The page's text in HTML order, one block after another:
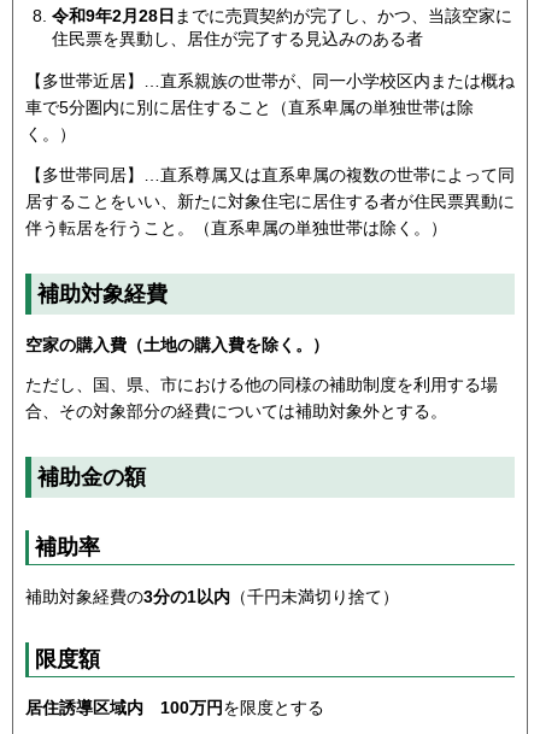
令和9年2月28日 までに売買契約が完了し、かつ、当該空家に
住民票を異動し、居住が完了する見込みのある者
【多世帯近居】…直系親族の世帯が、同一小学校区内または概ね
車で5分圏内に別に居住すること（直系卑属の単独世帯は除
く。）
【多世帯同居】…直系尊属又は直系卑属の複数の世帯によって同
居することをいい、新たに対象住宅に居住する者が住民票異動に
伴う転居を行うこと。（直系卑属の単独世帯は除く。）
補助対象経費
空家の購入費（土地の購入費を除く。）
ただし、国、県、市における他の同様の補助制度を利用する場
合、その対象部分の経費については補助対象外とする。
補助金の額
補助率
補助対象経費の3分の1以内 （千円未満切り捨て）
限度額
居住誘導区域内 100万円を限度とする